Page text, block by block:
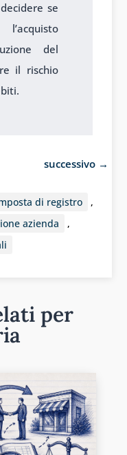
se
del
il rischio
successivo →
di registro
,
azienda
,
per